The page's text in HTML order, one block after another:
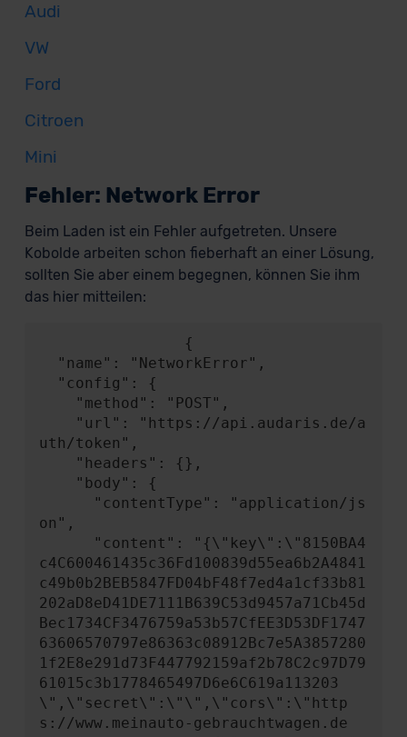
Audi
VW
Ford
Citroen
Mini
Fehler: Network Error
Beim Laden ist ein Fehler aufgetreten. Unsere
Kobolde arbeiten schon fieberhaft an einer Lösung,
sollten Sie aber einem begegnen, können Sie ihm
das hier mitteilen:
uth/token",
on",
c4C600461435c36Fd100839d55ea6b2A4841
c49b0b2BEB5847FD04bF48f7ed4a1cf33b81
202aD8eD41DE7111B639C53d9457a71Cb45d
Bec1734CF3476759a53b57CfEE3D53DF1747
63606570797e86363c08912Bc7e5A3857280
1f2E8e291d73F447792159af2b78C2c97D79
61015c3b1778465497D6e6C619a113203
\",\"secret\":\"\",\"cors\":\"http
s://www.meinauto-gebrauchtwagen.de